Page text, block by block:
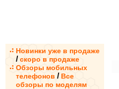
Новинки уже в продаже
/ скоро в продаже
Обзоры мобильных
телефонов / Все
обзоры по моделям